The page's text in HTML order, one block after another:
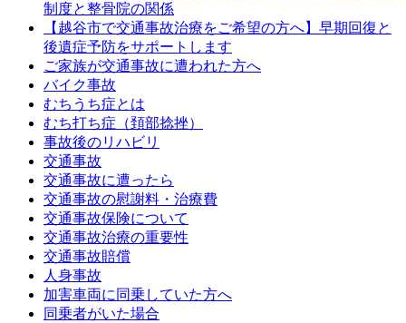
制度と整骨院の関係
【越谷市で交通事故治療をご希望の方へ】早期回復と
後遺症予防をサポートします
ご家族が交通事故に遭われた方へ
バイク事故
むちうち症とは
むち打ち症（頚部捻挫）
事故後のリハビリ
交通事故
交通事故に遭ったら
交通事故の慰謝料・治療費
交通事故保険について
交通事故治療の重要性
交通事故賠償
人身事故
加害車両に同乗していた方へ
同乗者がいた場合